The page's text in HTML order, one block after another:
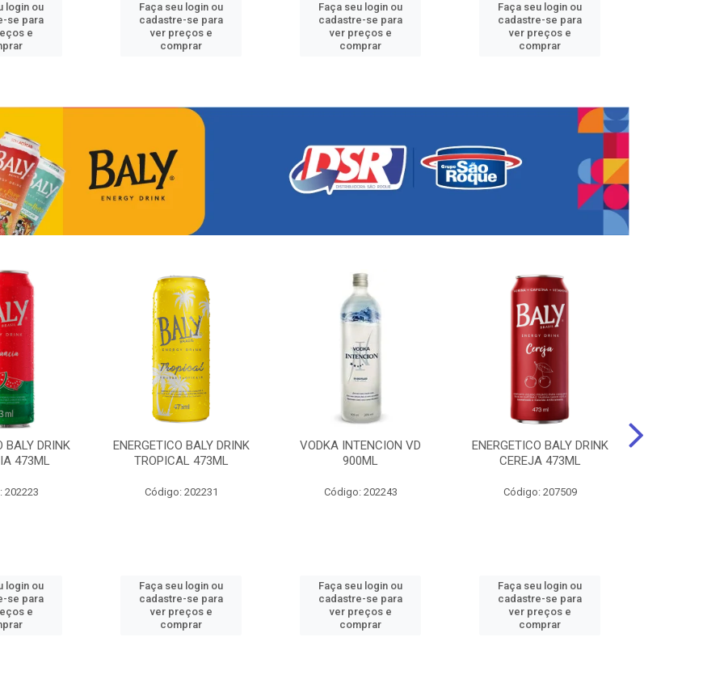
login ou
se para
e
Faça seu login ou
cadastre-se para
ver preços e
comprar
Faça seu login ou
cadastre-se para
ver preços e
comprar
Faça seu login ou
cadastre-se para
ver preços e
comprar
BALY DRINK
473ML
202223
login ou
se para
e
ENERGETICO BALY DRINK
TROPICAL 473ML
Código: 202231
Faça seu login ou
cadastre-se para
ver preços e
comprar
VODKA INTENCION VD
900ML
Código: 202243
Faça seu login ou
cadastre-se para
ver preços e
comprar
ENERGETICO BALY DRINK
CEREJA 473ML
Código: 207509
Faça seu login ou
cadastre-se para
ver preços e
comprar